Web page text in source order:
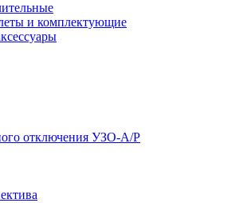
и комплектующие
отключения УЗО-А/Р